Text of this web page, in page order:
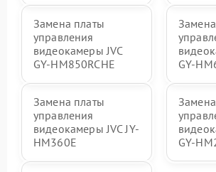
Замена платы
управления
видеокамеры JVC
GY-HM850RCHE
GY-
Замена платы
управления
видеокамеры JVC JY-
HM360E
GY-